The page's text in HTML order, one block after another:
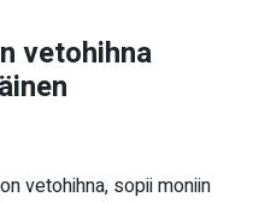
vetohihna
vetohihna, sopii moniin